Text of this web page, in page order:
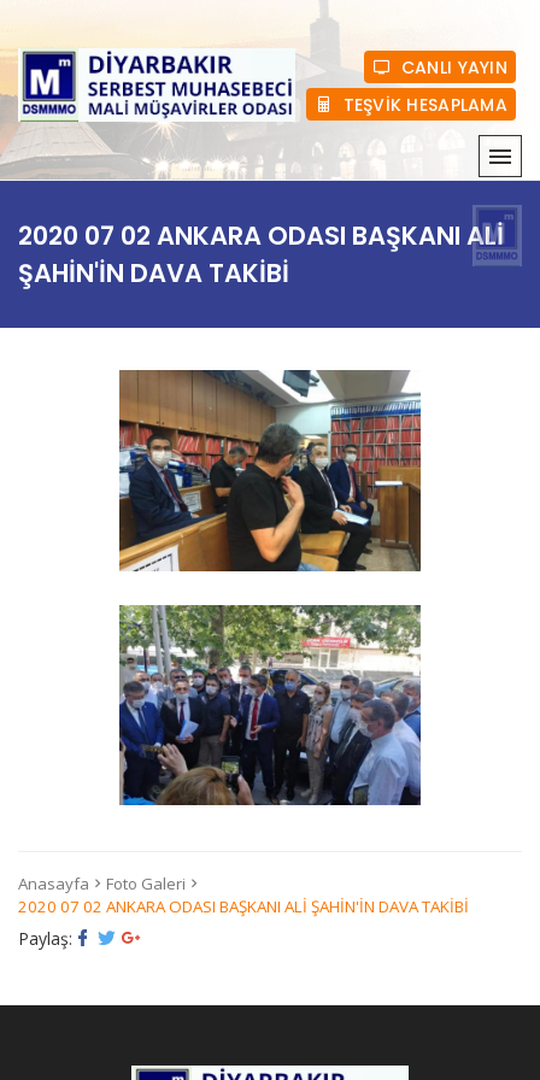
CANLI YAYIN
TEŞVİK HESAPLAMA
KURUMSAL
MEVZUAT
ÜYELIK
E-BÜLTEN
BASINDA BIZ
GALERI
İLETIŞIM
2020 07 02 ANKARA ODASI BAŞKANI ALİ
ŞAHİN'İN DAVA TAKİBİ
Anasayfa
Foto Galeri
2020 07 02 ANKARA ODASI BAŞKANI ALİ ŞAHİN'İN DAVA TAKİBİ
Paylaş: